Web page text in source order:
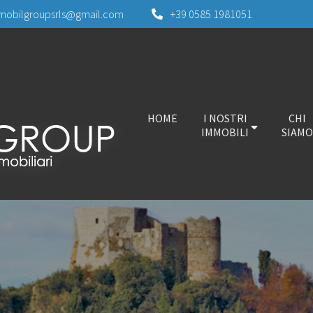
+39 0585 1981051
HOME
I NOSTRI
IMMOBILI
CHI
SIAMO